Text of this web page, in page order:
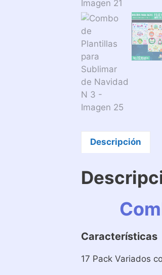
Descripción
Características
17 Pack Variados